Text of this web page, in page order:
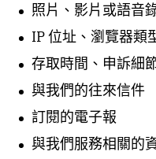
照片、影片或語音
IP 位址、瀏覽器類
存取時間、申訴細
與我們的往來信件
訂閱的電子報
與我們服務相關的